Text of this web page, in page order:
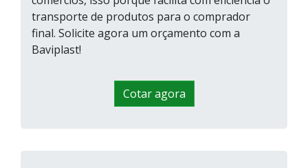
transporte de produtos para o comprador
final. Solicite agora um orçamento com a
Baviplast!
Cotar agora